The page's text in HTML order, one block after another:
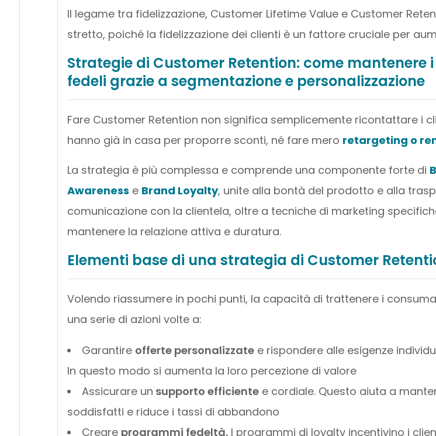
Il legame tra fidelizzazione, Customer Lifetime Value e Customer
stretto, poiché la fidelizzazione dei clienti è un fattore cruciale per
Strategie di Customer Retention: come mantenere
fedeli grazie a segmentazione e personalizzazione
Fare Customer Retention non significa semplicemente ricontattare i
hanno già in casa per proporre sconti, né fare mero retargeting o
La strategia è più complessa e comprende una componente forte di
Awareness e Brand Loyalty, unite alla bontà del prodotto e alla
comunicazione con la clientela, oltre a tecniche di marketing
mantenere la relazione attiva e duratura.
Elementi base di una strategia di Customer
Volendo riassumere in pochi punti, la capacità di trattenere i
una serie di azioni volte a:
Garantire offerte personalizzatee rispondere alle esigenze
In questo modo si aumenta la loro percezione di valore
Assicurare un supporto efficientee cordiale. Questo aiuta a
soddisfatti e riduce i tassi di abbandono
Creare programmi fedeltà.I programmi di loyalty incentivino i